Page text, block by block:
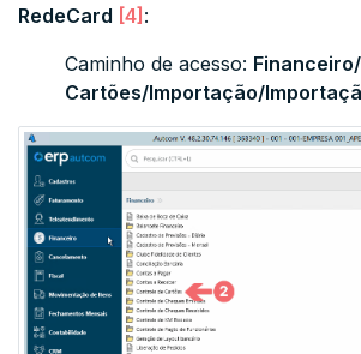
RedeCard [4] :
Caminho de acesso:
Cartões/Importação/